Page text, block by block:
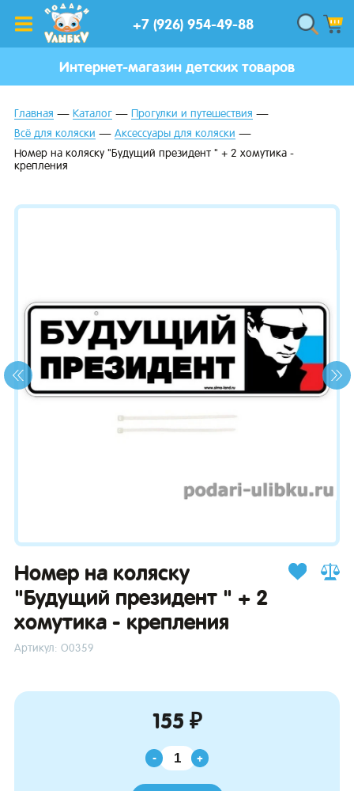
+7 (926) 954-49-88
Интернет-магазин детских товаров
Главная Каталог
Прогулки и путешествия
Всё для коляски
Аксессуары для коляски
Номер на коляску "Будущий президент " + 2 хомутика -
крепления
Номер на коляску
"Будущий президент " + 2
хомутика - крепления
Артикул: О0359
155 ₽
- +